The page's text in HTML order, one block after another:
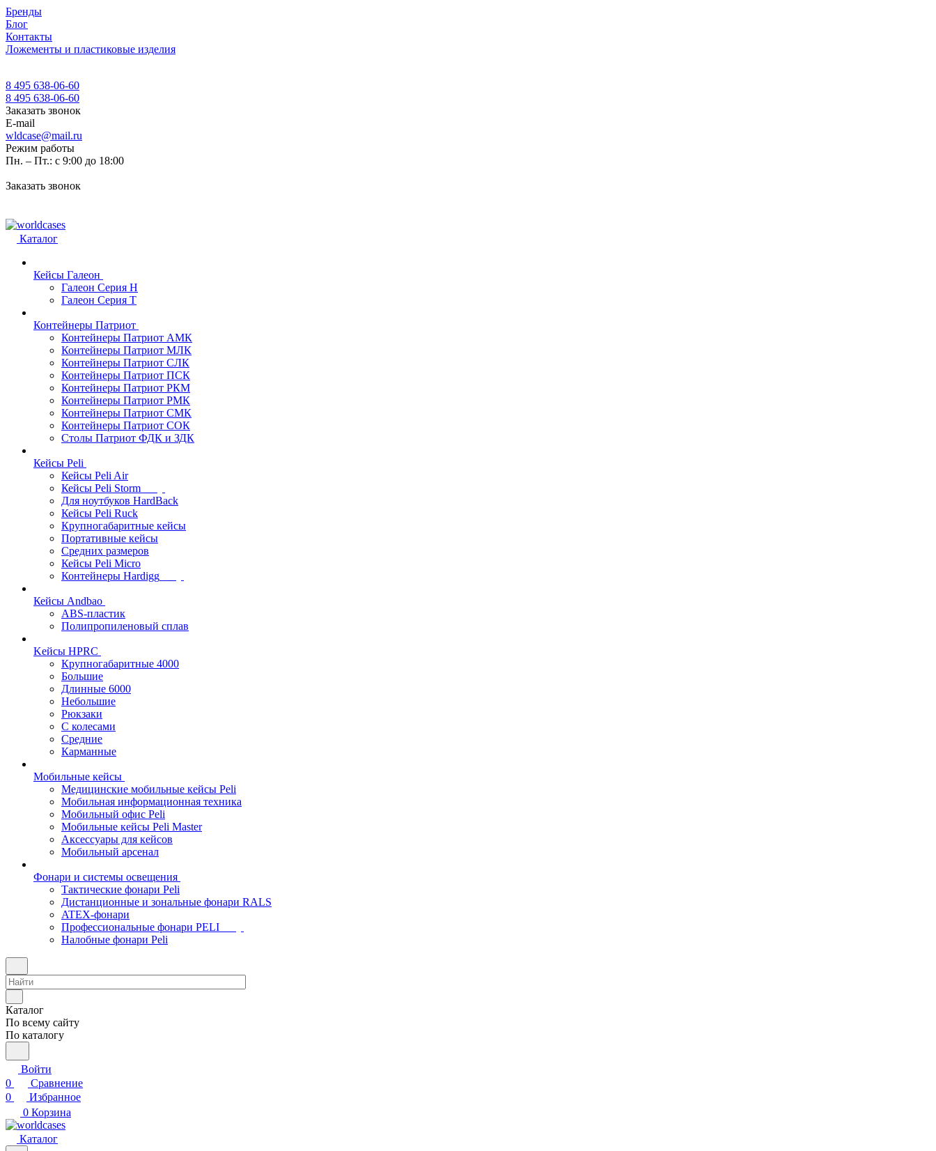
Бренды
Блог
Контакты
Ложементы и пластиковые изделия
8 495 638-06-60
8 495 638-06-60
Заказать звонок
E-mail
wldcase@mail.ru
Режим работы
Пн. – Пт.: с 9:00 до 18:00
Заказать звонок
Каталог
Кейсы Галеон
Галеон Серия Н
Галеон Серия Т
Контейнеры Патриот
Контейнеры Патриот АМК
Контейнеры Патриот МЛК
Контейнеры Патриот CЛК
Контейнеры Патриот ПСК
Контейнеры Патриот РКМ
Контейнеры Патриот РМК
Контейнеры Патриот СМК
Контейнеры Патриот СОК
Столы Патриот ФДК и ЗДК
Кейсы Peli
Кейсы Peli Air
Кейсы Peli Storm
Для ноутбуков HardBack
Кейсы Peli Ruck
Крупногабаритные кейсы
Портативные кейсы
Средних размеров
Кейсы Peli Micro
Контейнеры Hardigg
Кейсы Andbao
ABS-пластик
Полипропиленовый сплав
Kейсы HPRC
Крупногабаритные 4000
Большие
Длинные 6000
Небольшие
Рюкзаки
С колесами
Средние
Карманные
Мобильные кейсы
Медицинские мобильные кейсы Peli
Мобильная информационная техника
Мобильный офис Peli
Мобильные кейсы Peli Master
Аксессуары для кейсов
Мобильный арсенал
Фонари и системы освещения
Тактические фонари Peli
Дистанционные и зональные фонари RALS
ATEX-фонари
Профессиональные фонари PELI
Налобные фонари Peli
Каталог
По всему сайту
По каталогу
Войти
0
Сравнение
0
Избранное
0 Корзина
Каталог